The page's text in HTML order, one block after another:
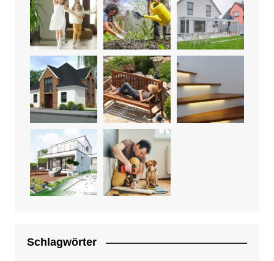
Schlagwörter